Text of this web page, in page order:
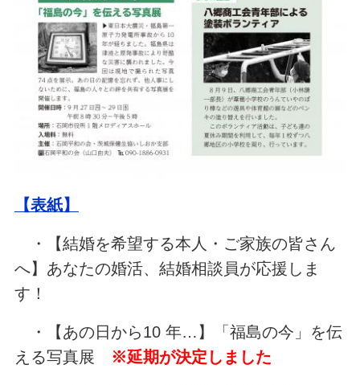
【表紙】
・【結婚を希望する本人・ご家族の皆さん
へ】あなたの婚活、結婚相談員が応援しま
す！
・【あの日から10 年…】「福島の今」を伝
える写真展 ※延期が決定しました